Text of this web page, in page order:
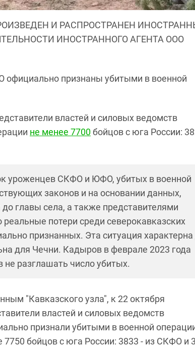
И РАСПРОСТРАНЕН
ИНОСТРАННОГО АГЕНТА ООО
признаны убитыми в военной
властей и силовых ведомств
не менее 7700бойцов с юга России:
уроженцев СКФО и ЮФО, убитых в военной
законов и на основании данных,
главы села, а также представителями
потери среди северокавказских
признанных. Эта ситуация характерна
для Чечни. Кадыров в феврале 2023 года
не разглашать число убитых.
"Кавказского узла", к 22 октября
властей и силовых ведомств
признали убитыми в военной
7750 бойцов с юга России: 3833 - из СКФО и